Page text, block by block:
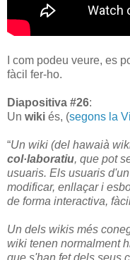
I com podeu veure, es
fàcil fer-ho.
Diapositiva #26:
Un wiki és, (segons la
“Un wiki (del hawaià
col·laboratiu, que pot
usuaris. Els usuaris
modificar, enllaçar i
de forma interactiva,
Un dels wikis més
wiki tenen normalment
que s'han fet dels seus